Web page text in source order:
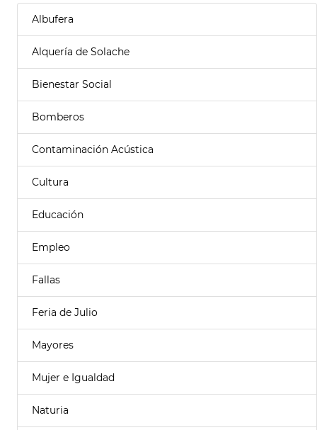
Albufera
Alquería de Solache
Bienestar Social
Bomberos
Contaminación Acústica
Cultura
Educación
Empleo
Fallas
Feria de Julio
Mayores
Mujer e Igualdad
Naturia